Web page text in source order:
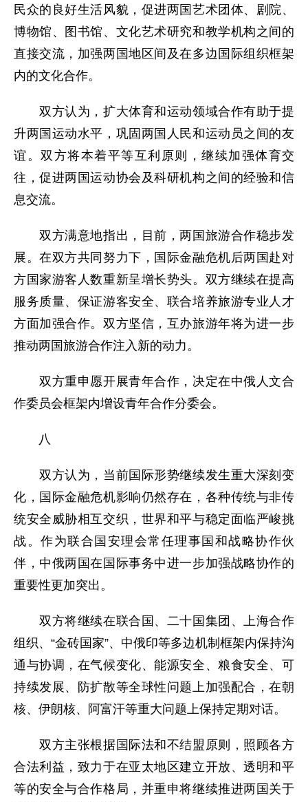
民众的良好生活风貌，促进两国艺术团体、剧院、
博物馆、图书馆、文化艺术研究和教学机构之间的
直接交流，加强两国地区间及在多边国际组织框架
内的文化合作。
双方认为，扩大体育和运动领域合作有助于提
升两国运动水平，巩固两国人民和运动员之间的友
谊。双方将本着平等互利原则，继续加强体育交
往，促进两国运动协会及科研机构之间的经验和信
息交流。
双方满意地指出，目前，两国旅游合作稳步发
展。在双方共同努力下，国际金融危机后两国赴对
方国家游客人数重新呈增长势头。双方继续在提高
服务质量、保证游客安全、联合培养旅游专业人才
方面加强合作。双方坚信，互办旅游年将为进一步
推动两国旅游合作注入新的动力。
双方重申愿开展青年合作，决定在中俄人文合
作委员会框架内增设青年合作分委会。
八
双方认为，当前国际形势继续发生重大深刻变
化，国际金融危机影响仍然存在，各种传统与非传
统安全威胁相互交织，世界和平与稳定面临严峻挑
战。作为联合国安理会常任理事国和战略协作伙
伴，中俄两国在国际事务中进一步加强战略协作的
重要性更加突出。
双方将继续在联合国、二十国集团、上海合作
组织、“金砖国家”、中俄印等多边机制框架内保持沟
通与协调，在气候变化、能源安全、粮食安全、可
持续发展、防扩散等全球性问题上加强配合，在朝
核、伊朗核、阿富汗等重大问题上保持定期对话。
双方主张根据国际法和不结盟原则，照顾各方
合法利益，致力于在亚太地区建立开放、透明和平
等的安全与合作格局，并重申将继续推进两国关于